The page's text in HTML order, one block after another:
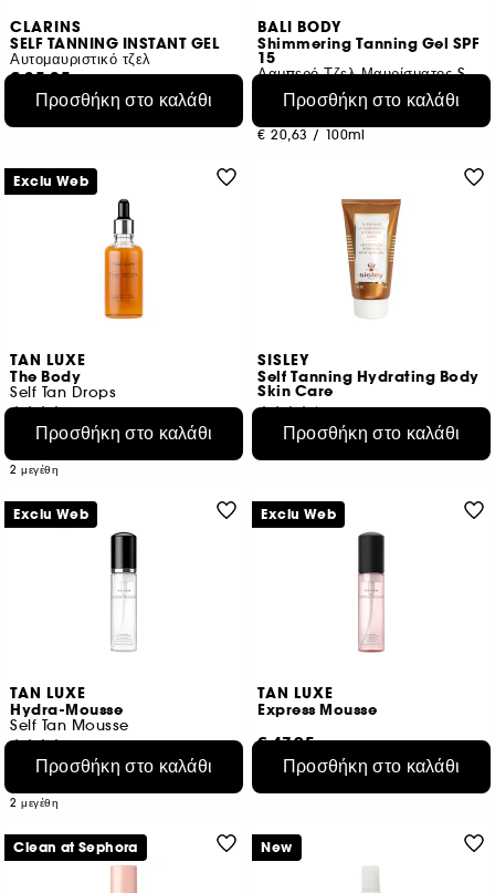
CLARINS
SELF TANNING INSTANT GEL
Αυτομαυριστικό τζελ
€ 35,95
€ 28,76 /100ml
Προσθήκη στο καλάθι
BALI BODY
Shimmering Tanning Gel SPF
15
Λαμπερό Τζελ Μαυρίσματος SPF 15
8
€ 30,95
€ 20,63 / 100ml
Προσθήκη στο καλάθι
TAN LUXE
The Body
Self Tan Drops
120
€ 52,95
2 μεγέθη
Προσθήκη στο καλάθι
Exclu Web
SISLEY
Self Tanning Hydrating Body
Skin Care
6
€ 134,95
Προσθήκη στο καλάθι
TAN LUXE
Hydra-Mousse
Self Tan Mousse
49
€ 45,95
2 μεγέθη
Προσθήκη στο καλάθι
Exclu Web
TAN LUXE
Express Mousse
€ 47,95
€ 16,20 /100g
Προσθήκη στο καλάθι
Exclu Web
Clean at Sephora New